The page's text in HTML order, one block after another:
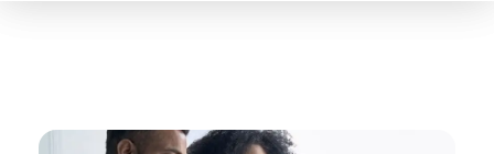
Empfohlene Ressource